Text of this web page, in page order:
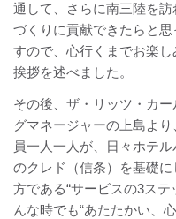
通して、さらに南三陸を
づくりに貢献できたらと
すので、心行くまでお楽
挨拶を述べました。
その後、ザ・リッツ・カ
グマネージャーの上島よ
員一人一人が、日々ホテ
のクレド（信条）を基礎
方である“サービスの3ス
んな時でも“あたたかい、